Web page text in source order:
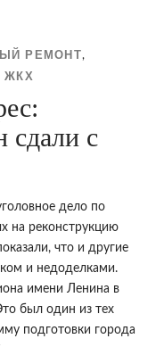
РЕМОНТ,
ЖКХ
сдали с
дело по
на реконструкцию
что и другие
и недоделками.
имени Ленина в
был один из тех
подготовки города